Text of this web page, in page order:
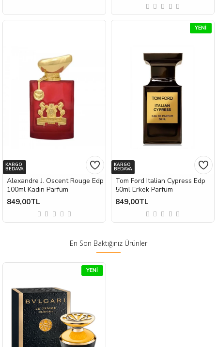
KARGO
BEDAVA
Alexandre J. Oscent Rouge Edp
100ml Kadın Parfüm
849,00TL
YENI
KARGO
BEDAVA
Tom Ford Italian Cypress Edp
50ml Erkek Parfüm
849,00TL
En Son Baktığınız Ürünler
YENI